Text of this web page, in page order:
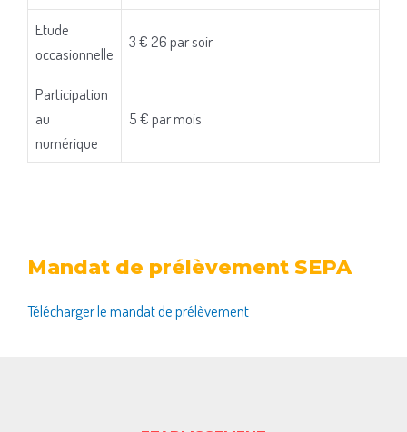
Etude
occasionnelle
3 € 26 par soir
Participation
au
numérique
5 € par mois
Mandat de prélèvement SEPA
Télécharger le mandat de prélèvement